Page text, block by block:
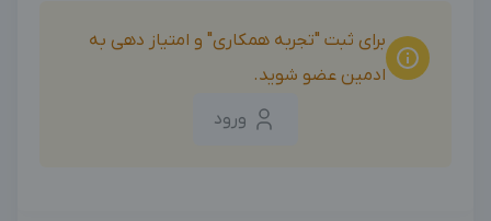
برای ثبت "تجربه همکاری" و امتیاز دهی به
ادمین عضو شوید.
ورود